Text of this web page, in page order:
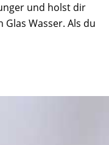
und holst dir
Wasser. Als du